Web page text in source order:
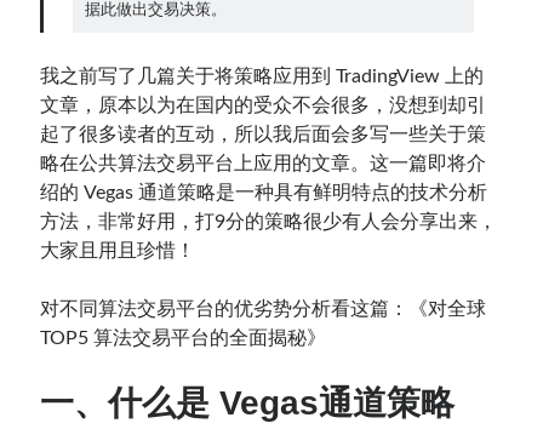
网站备案号：鄂ICP备2024064768号
据此做出交易决策。
我之前写了几篇关于将策略应用到 TradingView 上的
文章，原本以为在国内的受众不会很多，没想到却引
起了很多读者的互动，所以我后面会多写一些关于策
略在公共算法交易平台上应用的文章。这一篇即将介
绍的 Vegas 通道策略是一种具有鲜明特点的技术分析
方法，非常好用，打9分的策略很少有人会分享出来，
大家且用且珍惜！
对不同算法交易平台的优劣势分析看这篇：《对全球
TOP5 算法交易平台的全面揭秘》
一、什么是 Vegas通道策略